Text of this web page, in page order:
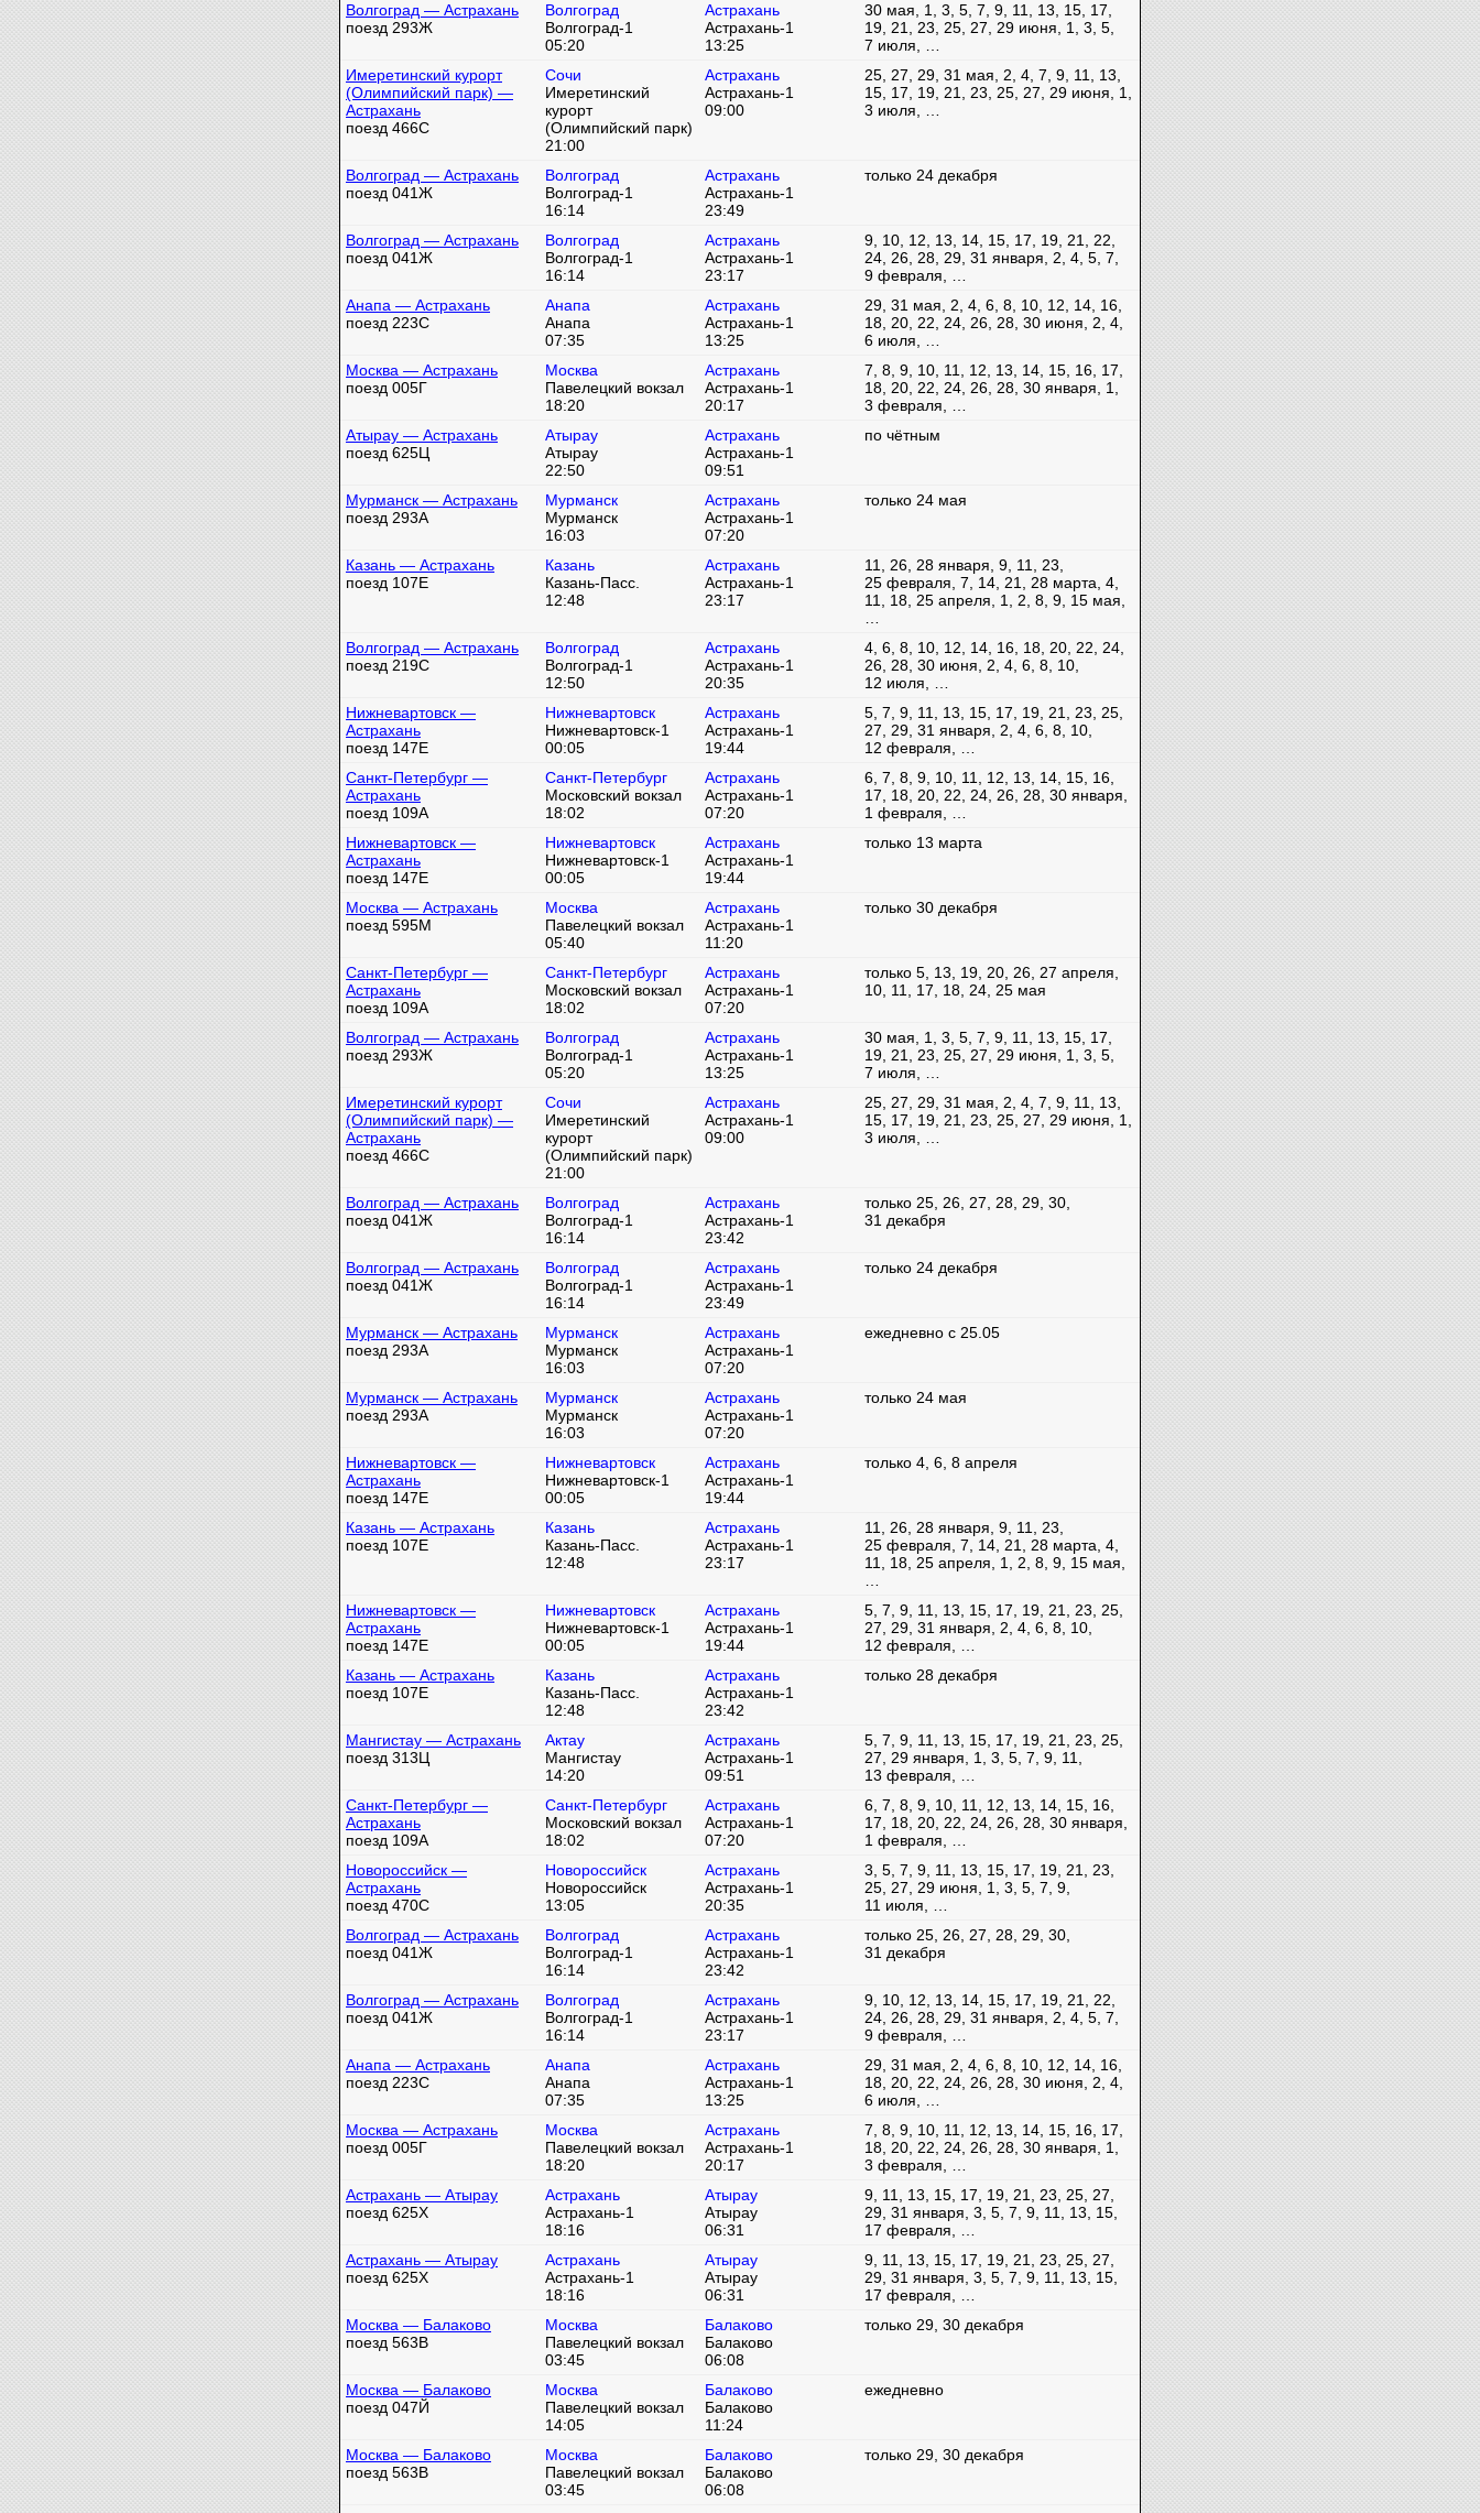
Волгоград — Астрахань
поезд 293Ж
Волгоград
Волгоград-1
05:20
Астрахань
Астрахань-1
13:25
30 мая, 1, 3, 5, 7, 9, 11, 13, 15, 17,
19, 21, 23, 25, 27, 29 июня, 1, 3, 5,
7 июля, …
Имеретинский курорт
(Олимпийский парк) —
Астрахань
поезд 466С
Сочи
Имеретинский
курорт
(Олимпийский парк)
21:00
Астрахань
Астрахань-1
09:00
25, 27, 29, 31 мая, 2, 4, 7, 9, 11, 13,
15, 17, 19, 21, 23, 25, 27, 29 июня, 1,
3 июля, …
Волгоград — Астрахань
поезд 041Ж
Волгоград
Волгоград-1
16:14
Астрахань
Астрахань-1
23:49
только 24 декабря
Волгоград — Астрахань
поезд 041Ж
Волгоград
Волгоград-1
16:14
Астрахань
Астрахань-1
23:17
9, 10, 12, 13, 14, 15, 17, 19, 21, 22,
24, 26, 28, 29, 31 января, 2, 4, 5, 7,
9 февраля, …
Анапа — Астрахань
поезд 223С
Анапа
Анапа
07:35
Астрахань
Астрахань-1
13:25
29, 31 мая, 2, 4, 6, 8, 10, 12, 14, 16,
18, 20, 22, 24, 26, 28, 30 июня, 2, 4,
6 июля, …
Москва — Астрахань
поезд 005Г
Москва
Павелецкий вокзал
18:20
Астрахань
Астрахань-1
20:17
7, 8, 9, 10, 11, 12, 13, 14, 15, 16, 17,
18, 20, 22, 24, 26, 28, 30 января, 1,
3 февраля, …
Атырау — Астрахань
поезд 625Ц
Атырау
Атырау
22:50
Астрахань
Астрахань-1
09:51
по чётным
Мурманск — Астрахань
поезд 293А
Мурманск
Мурманск
16:03
Астрахань
Астрахань-1
07:20
только 24 мая
Казань — Астрахань
поезд 107Е
Казань
Казань-Пасс.
12:48
Астрахань
Астрахань-1
23:17
11, 26, 28 января, 9, 11, 23,
25 февраля, 7, 14, 21, 28 марта, 4,
11, 18, 25 апреля, 1, 2, 8, 9, 15 мая,
Волгоград — Астрахань
поезд 219С
Волгоград
Волгоград-1
12:50
Астрахань
Астрахань-1
20:35
4, 6, 8, 10, 12, 14, 16, 18, 20, 22, 24,
26, 28, 30 июня, 2, 4, 6, 8, 10,
12 июля, …
Нижневартовск —
Астрахань
поезд 147Е
Нижневартовск
Нижневартовск-1
00:05
Астрахань
Астрахань-1
19:44
5, 7, 9, 11, 13, 15, 17, 19, 21, 23, 25,
27, 29, 31 января, 2, 4, 6, 8, 10,
12 февраля, …
Санкт-Петербург —
Астрахань
поезд 109А
Санкт-Петербург
Московский вокзал
18:02
Астрахань
Астрахань-1
07:20
6, 7, 8, 9, 10, 11, 12, 13, 14, 15, 16,
17, 18, 20, 22, 24, 26, 28, 30 января,
1 февраля, …
Нижневартовск —
Астрахань
поезд 147Е
Нижневартовск
Нижневартовск-1
00:05
Астрахань
Астрахань-1
19:44
только 13 марта
Москва — Астрахань
поезд 595М
Москва
Павелецкий вокзал
05:40
Астрахань
Астрахань-1
11:20
только 30 декабря
Санкт-Петербург —
Астрахань
поезд 109А
Санкт-Петербург
Московский вокзал
18:02
Астрахань
Астрахань-1
07:20
только 5, 13, 19, 20, 26, 27 апреля,
10, 11, 17, 18, 24, 25 мая
Волгоград — Астрахань
поезд 293Ж
Волгоград
Волгоград-1
05:20
Астрахань
Астрахань-1
13:25
30 мая, 1, 3, 5, 7, 9, 11, 13, 15, 17,
19, 21, 23, 25, 27, 29 июня, 1, 3, 5,
7 июля, …
Имеретинский курорт
(Олимпийский парк) —
Астрахань
поезд 466С
Сочи
Имеретинский
курорт
(Олимпийский парк)
21:00
Астрахань
Астрахань-1
09:00
25, 27, 29, 31 мая, 2, 4, 7, 9, 11, 13,
15, 17, 19, 21, 23, 25, 27, 29 июня, 1,
3 июля, …
Волгоград — Астрахань
поезд 041Ж
Волгоград
Волгоград-1
16:14
Астрахань
Астрахань-1
23:42
только 25, 26, 27, 28, 29, 30,
31 декабря
Волгоград — Астрахань
поезд 041Ж
Волгоград
Волгоград-1
16:14
Астрахань
Астрахань-1
23:49
только 24 декабря
Мурманск — Астрахань
поезд 293А
Мурманск
Мурманск
16:03
Астрахань
Астрахань-1
07:20
ежедневно с 25.05
Мурманск — Астрахань
поезд 293А
Мурманск
Мурманск
16:03
Астрахань
Астрахань-1
07:20
только 24 мая
Нижневартовск —
Астрахань
поезд 147Е
Нижневартовск
Нижневартовск-1
00:05
Астрахань
Астрахань-1
19:44
только 4, 6, 8 апреля
Казань — Астрахань
поезд 107Е
Казань
Казань-Пасс.
12:48
Астрахань
Астрахань-1
23:17
11, 26, 28 января, 9, 11, 23,
25 февраля, 7, 14, 21, 28 марта, 4,
11, 18, 25 апреля, 1, 2, 8, 9, 15 мая,
Нижневартовск —
Астрахань
поезд 147Е
Нижневартовск
Нижневартовск-1
00:05
Астрахань
Астрахань-1
19:44
5, 7, 9, 11, 13, 15, 17, 19, 21, 23, 25,
27, 29, 31 января, 2, 4, 6, 8, 10,
12 февраля, …
Казань — Астрахань
поезд 107Е
Казань
Казань-Пасс.
12:48
Астрахань
Астрахань-1
23:42
только 28 декабря
Мангистау — Астрахань
поезд 313Ц
Актау
Мангистау
14:20
Астрахань
Астрахань-1
09:51
5, 7, 9, 11, 13, 15, 17, 19, 21, 23, 25,
27, 29 января, 1, 3, 5, 7, 9, 11,
13 февраля, …
Санкт-Петербург —
Астрахань
поезд 109А
Санкт-Петербург
Московский вокзал
18:02
Астрахань
Астрахань-1
07:20
6, 7, 8, 9, 10, 11, 12, 13, 14, 15, 16,
17, 18, 20, 22, 24, 26, 28, 30 января,
1 февраля, …
Новороссийск —
Астрахань
поезд 470С
Новороссийск
Новороссийск
13:05
Астрахань
Астрахань-1
20:35
3, 5, 7, 9, 11, 13, 15, 17, 19, 21, 23,
25, 27, 29 июня, 1, 3, 5, 7, 9,
11 июля, …
Волгоград — Астрахань
поезд 041Ж
Волгоград
Волгоград-1
16:14
Астрахань
Астрахань-1
23:42
только 25, 26, 27, 28, 29, 30,
31 декабря
Волгоград — Астрахань
поезд 041Ж
Волгоград
Волгоград-1
16:14
Астрахань
Астрахань-1
23:17
9, 10, 12, 13, 14, 15, 17, 19, 21, 22,
24, 26, 28, 29, 31 января, 2, 4, 5, 7,
9 февраля, …
Анапа — Астрахань
поезд 223С
Анапа
Анапа
07:35
Астрахань
Астрахань-1
13:25
29, 31 мая, 2, 4, 6, 8, 10, 12, 14, 16,
18, 20, 22, 24, 26, 28, 30 июня, 2, 4,
6 июля, …
Москва — Астрахань
поезд 005Г
Москва
Павелецкий вокзал
18:20
Астрахань
Астрахань-1
20:17
7, 8, 9, 10, 11, 12, 13, 14, 15, 16, 17,
18, 20, 22, 24, 26, 28, 30 января, 1,
3 февраля, …
Астрахань — Атырау
поезд 625Х
Астрахань
Астрахань-1
18:16
Атырау
Атырау
06:31
9, 11, 13, 15, 17, 19, 21, 23, 25, 27,
29, 31 января, 3, 5, 7, 9, 11, 13, 15,
17 февраля, …
Астрахань — Атырау
поезд 625Х
Астрахань
Астрахань-1
18:16
Атырау
Атырау
06:31
9, 11, 13, 15, 17, 19, 21, 23, 25, 27,
29, 31 января, 3, 5, 7, 9, 11, 13, 15,
17 февраля, …
Москва — Балаково
поезд 563В
Москва
Павелецкий вокзал
03:45
Балаково
Балаково
06:08
только 29, 30 декабря
Москва — Балаково
поезд 047Й
Москва
Павелецкий вокзал
14:05
Балаково
Балаково
11:24
ежедневно
Москва — Балаково
поезд 563В
Москва
Павелецкий вокзал
03:45
Балаково
Балаково
06:08
только 29, 30 декабря